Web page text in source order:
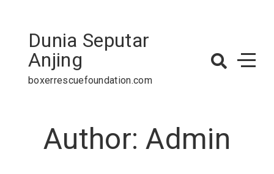
contentDunia Seputar
Anjing
boxerrescuefoundation.com
Author:Admin